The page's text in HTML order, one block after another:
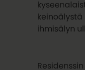
ihmisälyn